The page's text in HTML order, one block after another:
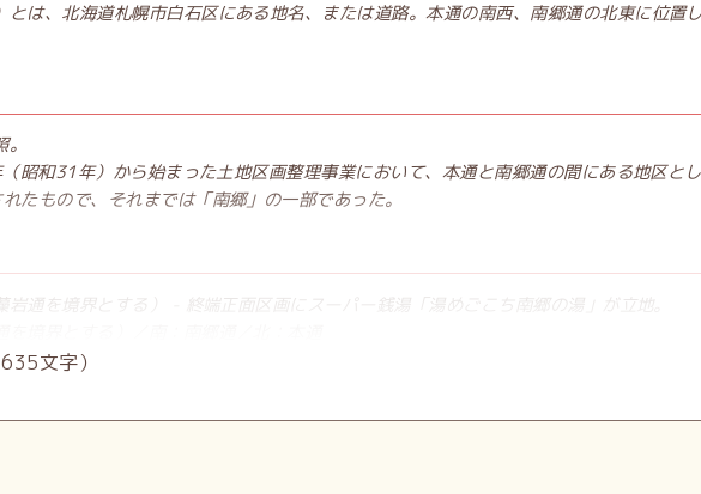
とは、北海道札幌市白石区にある地名、または道路。本通の南西、南郷通の北東に位置
昭和31年）から始まった土地区画整理事業において、本通と南郷通の間にある地区と
たもので、それまでは「南郷」の一部であった。
岩通を境界とする） - 終端正面区画にスーパー銭湯「湯めごこち南郷の湯」が立地。
文字）